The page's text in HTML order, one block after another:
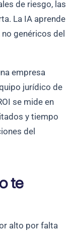
de riesgo, las
La IA aprende
genéricos del
empresa
jurídico de
se mide en
y tiempo
del
te
alto por falta